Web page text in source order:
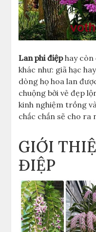
Lan phi điệphay còn
khác như: giã hạc
dòng họ hoa lan
chuộng bởi vẻ đẹp
kinh nghiệm trồng
chắc chắn sẽ cho ra
GIỚI
ĐIỆP